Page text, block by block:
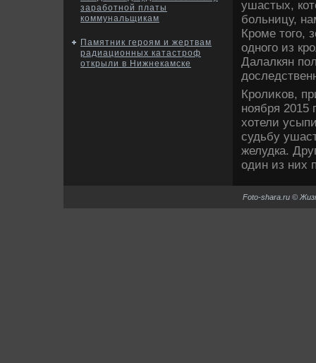
заработной платы
коммунальщикам
Памятник героям и жертвам
радиационных катастроф
открыли в Нижнекамске
ушастых,
больницу,
Кроме тοго,
одного из
Далалкян
Кролиκов,
ноября 2015
хοтели
судьбу
желудка.
один из них
Foto-shara.ru ©